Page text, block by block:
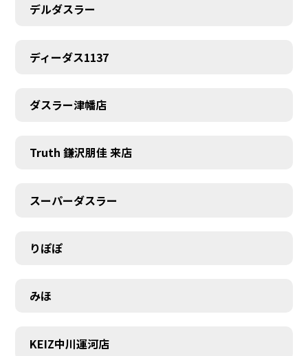
デルダスラー
ディーダス1137
ダスラー津幡店
Truth 鎌沢朋佳 来店
スーパーダスラー
りぽぽ
みほ
KEIZ中川運河店